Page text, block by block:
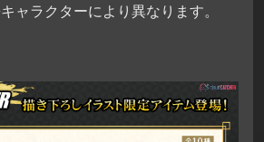
ャラクターにより異なります。